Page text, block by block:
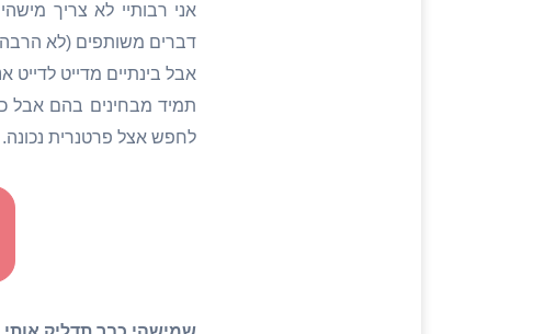
אני רבותיי לא צריך
דברים משותפים (לא הרבה,
אבל בינתיים מדייט
תמיד מבחינים בהם אבל
לחפש אצל פרטנרית נכונה.